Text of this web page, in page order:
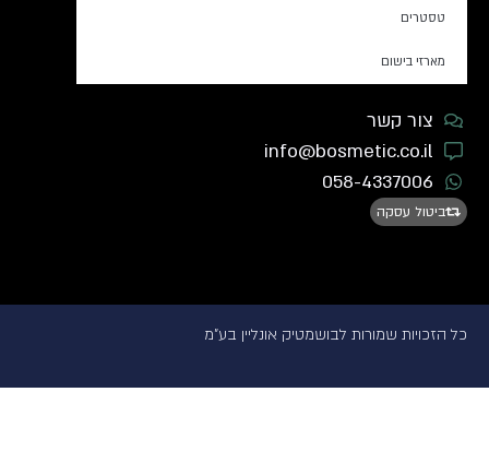
טסטרים
מארזי בישום
צור קשר
info@bosmetic.co.il
058-4337006
ביטול עסקה
כל הזכויות שמורות לבושמטיק אונליין בע"מ